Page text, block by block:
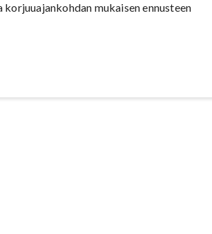
mukaisen ennusteen